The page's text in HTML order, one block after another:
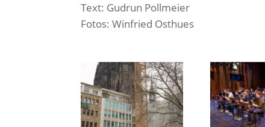
Text: Gudrun Pollmeier
Fotos: Winfried Osthues